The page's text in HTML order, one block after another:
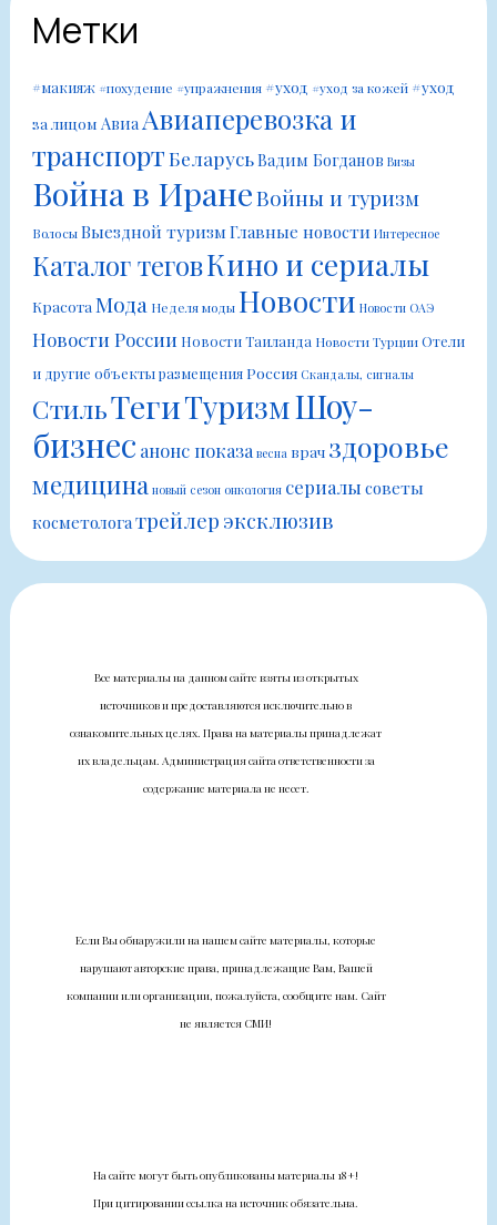
Метки
#макияж #похудение #упражнения #уход #уход за кожей #уход
за лицом Авиа Авиаперевозка и
транспортБеларусьВадим Богданов Визы
Война в ИранеВойны и туризм
ВолосыВыездной туризмГлавные новости Интересное
Каталог теговКино и сериалы
Красота Мода Неделя моды Новости Новости ОАЭ
Новости России Новости Таиланда Новости ТурцииОтели
и другие объекты размещенияРоссия Скандалы, сигналы
СтильТегиТуризмШоу-
бизнес анонс показа весна врач здоровье
медицина новый сезон онкология сериалы советы
косметологатрейлер эксклюзив
Все материалы на данном сайте взяты из открытых
источников и предоставляются исключительно в
ознакомительных целях. Права на материалы принадлежат
их владельцам. Администрация сайта ответственности за
содержание материала не несет.
Если Вы обнаружили на нашем сайте материалы, которые
нарушают авторские права, принадлежащие Вам, Вашей
компании или организации, пожалуйста, сообщите нам. Сайт
не является СМИ!
На сайте могут быть опубликованы материалы 18+!
При цитировании ссылка на источник обязательна.